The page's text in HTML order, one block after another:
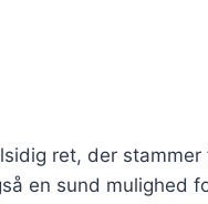
ret, der stammer
en sund mulighed